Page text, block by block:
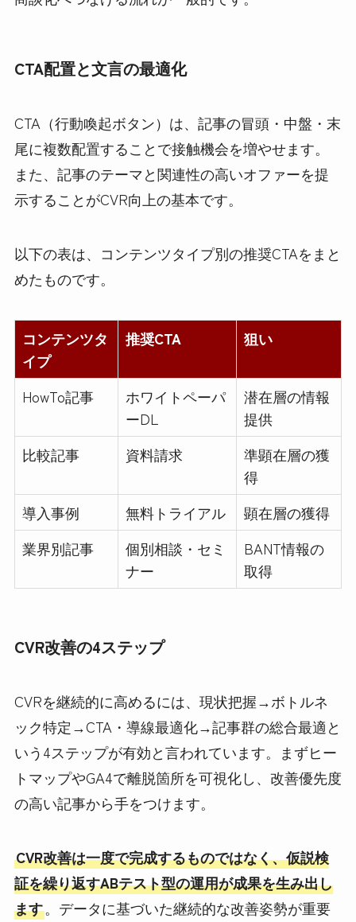
CTA配置と文言の最適化
CTA（行動喚起ボタン）は、記事の冒頭・中盤・末
尾に複数配置することで接触機会を増やせます。
また、記事のテーマと関連性の高いオファーを提
示することがCVR向上の基本です。
以下の表は、コンテンツタイプ別の推奨CTAをまと
めたものです。
コンテンツタ
イプ
推奨CTA 狙い
HowTo記事
ホワイトペーパ
ーDL
潜在層の情報
提供
比較記事
資料請求
準顕在層の獲
得
導入事例
無料トライアル
顕在層の獲得
業界別記事
個別相談・セミ
ナー
BANT情報の
取得
CVR改善の4ステップ
CVRを継続的に高めるには、現状把握→ボトルネ
ック特定→CTA・導線最適化→記事群の総合最適と
いう4ステップが有効と言われています。まずヒー
トマップやGA4で離脱箇所を可視化し、改善優先度
の高い記事から手をつけます。
CVR改善は一度で完成するものではなく、仮説検
証を繰り返すABテスト型の運用が成果を生み出し
ます。データに基づいた継続的な改善姿勢が重要